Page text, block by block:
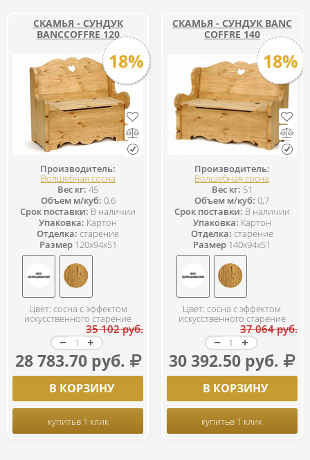
СКАМЬЯ - СУНДУК
ВАNCCOFFRE 120
18%
Производитель:
Волшебная сосна
Вес кг: 45
Объем м/куб: 0.6
Срок поставки: В наличии
Упаковка: Картон
Отделка: старение
Размер120x94x51
Цвет: сосна с эффектом
искусственного старение
35 102 руб.
28 783.70 руб.
В КОРЗИНУ
купитьв 1 клик
СКАМЬЯ - СУНДУК ВАNC
COFFRE 140
18%
Производитель:
Волшебная сосна
Вес кг: 51
Объем м/куб: 0,7
Срок поставки: В наличии
Упаковка: Картон
Отделка: старение
Размер 140x94x51
Цвет: сосна с эффектом
искусственного старение
37 064 руб.
30 392.50 руб.
В КОРЗИНУ
купитьв 1 клик